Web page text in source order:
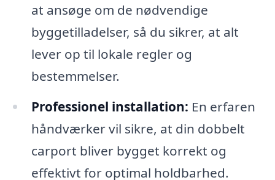
at ansøge om de nødvendige
byggetilladelser, så du sikrer, at alt
lever op til lokale regler og
bestemmelser.
Professionel installation: En erfaren
håndværker vil sikre, at din dobbelt
carport bliver bygget korrekt og
effektivt for optimal holdbarhed.